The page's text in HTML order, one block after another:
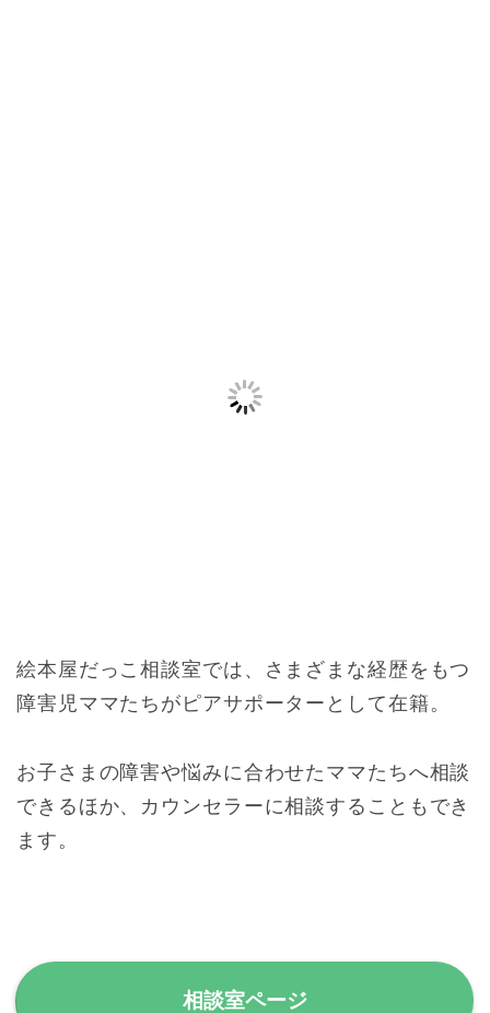
絵本屋だっこ相談室では、さまざまな経歴をもつ
障害児ママたちがピアサポーターとして在籍。
お子さまの障害や悩みに合わせたママたちへ相談
できるほか、カウンセラーに相談することもでき
ます。
相談室ページ